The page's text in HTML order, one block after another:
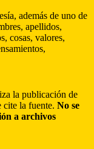
además de uno de
apellidos,
cosas, valores,
la publicación de
cite la fuente. No se
a archivos